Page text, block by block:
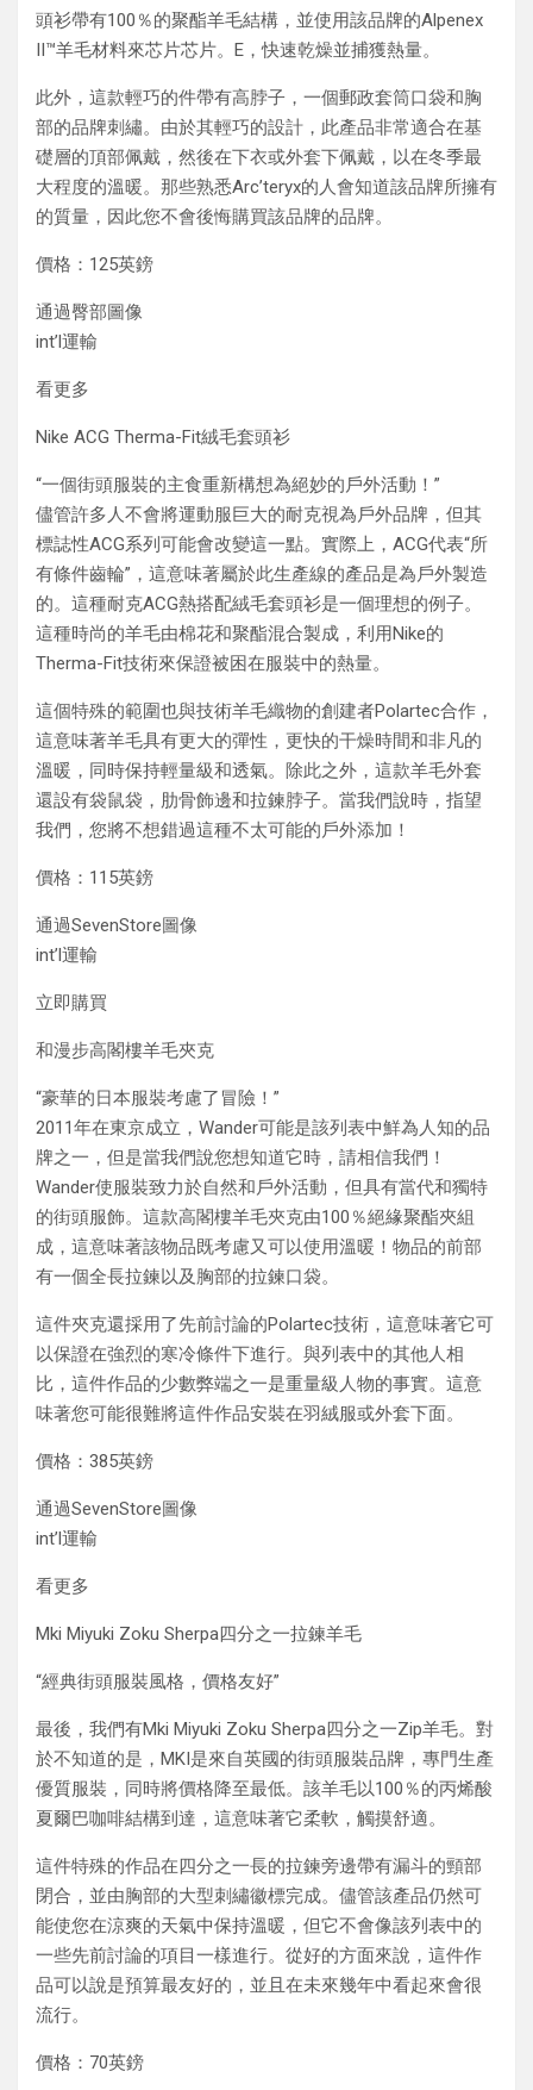
頭衫帶有100％的聚酯羊毛結構，並使用該品牌的Alpenex
II™羊毛材料來芯片芯片。E，快速乾燥並捕獲熱量。
此外，這款輕巧的件帶有高脖子，一個郵政套筒口袋和胸
部的品牌刺繡。由於其輕巧的設計，此產品非常適合在基
礎層的頂部佩戴，然後在下衣或外套下佩戴，以在冬季最
大程度的溫暖。那些熟悉Arc’teryx的人會知道該品牌所擁有
的質量，因此您不會後悔購買該品牌的品牌。
價格：125英鎊
通過臀部圖像
int’l運輸
看更多
Nike ACG Therma-Fit絨毛套頭衫
“一個街頭服裝的主食重新構想為絕妙的戶外活動！”
儘管許多人不會將運動服巨大的耐克視為戶外品牌，但其
標誌性ACG系列可能會改變這一點。實際上，ACG代表“所
有條件齒輪”，這意味著屬於此生產線的產品是為戶外製造
的。這種耐克ACG熱搭配絨毛套頭衫是一個理想的例子。
這種時尚的羊毛由棉花和聚酯混合製成，利用Nike的
Therma-Fit技術來保證被困在服裝中的熱量。
這個特殊的範圍也與技術羊毛織物的創建者Polartec合作，
這意味著羊毛具有更大的彈性，更快的干燥時間和非凡的
溫暖，同時保持輕量級和透氣。除此之外，這款羊毛外套
還設有袋鼠袋，肋骨飾邊和拉鍊脖子。當我們說時，指望
我們，您將不想錯過這種不太可能的戶外添加！
價格：115英鎊
通過SevenStore圖像
int’l運輸
立即購買
和漫步高閣樓羊毛夾克
“豪華的日本服裝考慮了冒險！”
2011年在東京成立，Wander可能是該列表中鮮為人知的品
牌之一，但是當我們說您想知道它時，請相信我們！
Wander使服裝致力於自然和戶外活動，但具有當代和獨特
的街頭服飾。這款高閣樓羊毛夾克由100％絕緣聚酯夾組
成，這意味著該物品既考慮又可以使用溫暖！物品的前部
有一個全長拉鍊以及胸部的拉鍊口袋。
這件夾克還採用了先前討論的Polartec技術，這意味著它可
以保證在強烈的寒冷條件下進行。與列表中的其他人相
比，這件作品的少數弊端之一是重量級人物的事實。這意
味著您可能很難將這件作品安裝在羽絨服或外套下面。
價格：385英鎊
通過SevenStore圖像
int’l運輸
看更多
Mki Miyuki Zoku Sherpa四分之一拉鍊羊毛
“經典街頭服裝風格，價格友好”
最後，我們有Mki Miyuki Zoku Sherpa四分之一Zip羊毛。對
於不知道的是，MKI是來自英國的街頭服裝品牌，專門生產
優質服裝，同時將價格降至最低。該羊毛以100％的丙烯酸
夏爾巴咖啡結構到達，這意味著它柔軟，觸摸舒適。
這件特殊的作品在四分之一長的拉鍊旁邊帶有漏斗的頸部
閉合，並由胸部的大型刺繡徽標完成。儘管該產品仍然可
能使您在涼爽的天氣中保持溫暖，但它不會像該列表中的
一些先前討論的項目一樣進行。從好的方面來說，這件作
品可以說是預算最友好的，並且在未來幾年中看起來會很
流行。
價格：70英鎊